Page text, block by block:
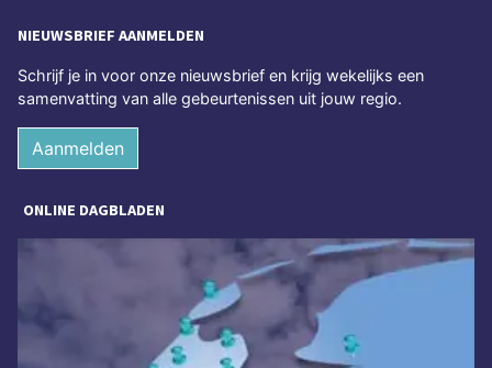
NIEUWSBRIEF AANMELDEN
Schrijf je in voor onze nieuwsbrief en krijg wekelijks een
samenvatting van alle gebeurtenissen uit jouw regio.
Aanmelden
ONLINE DAGBLADEN